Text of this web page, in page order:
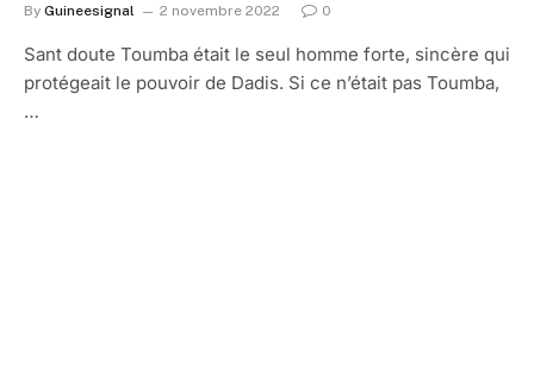
By Guineesignal 2 novembre 2022 0
Sant doute Toumba était le seul homme forte, sincère qui
protégeait le pouvoir de Dadis. Si ce n’était pas Toumba,
…